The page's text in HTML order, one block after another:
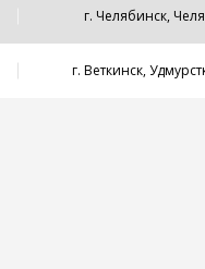
г. Челябинск,
г. Веткинск,